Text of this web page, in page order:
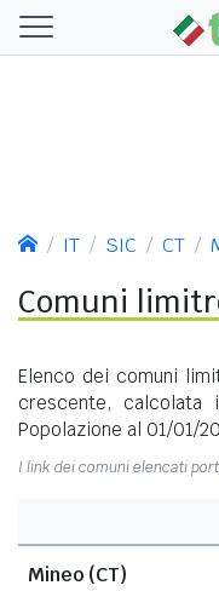
IT SIC CT
Comuni
Elenco dei comuni
crescente, calcolata
Popolazione al 01/01/
I link dei comuni elencati
Mineo (CT)